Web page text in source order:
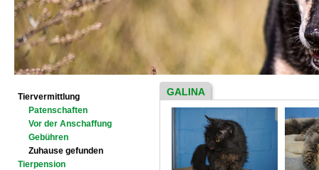
Tiervermittlung
Patenschaften
Vor der Anschaffung
Gebühren
Zuhause gefunden
Tierpension
GALINA